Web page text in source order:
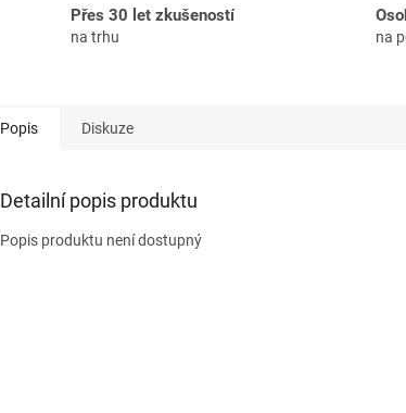
Přes 30 let zkušeností
na trhu na
Popis Diskuze
Detailní popis produktu
Popis produktu není dostupný